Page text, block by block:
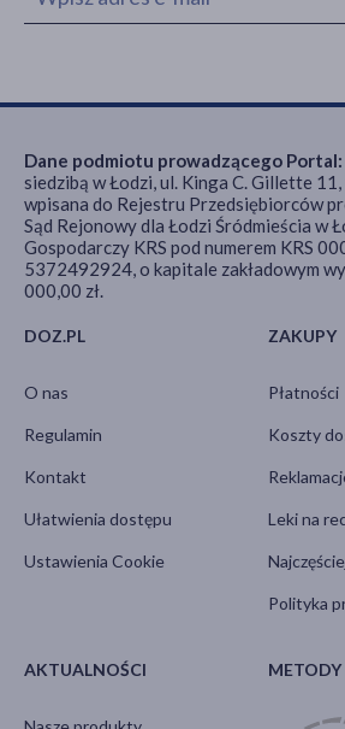
DOZ.PL
O nas
Regulamin
Kontakt
Ułatwienia dostępu
Ustawienia Cookie
ZAKUPY
Płatności
Koszty
Leki na
Polityka
AKTUALNOŚCI
Dane podmiotu prowadzącego Portal:
siedzibą w Łodzi, ul. Kinga C. Gillette
wpisana do Rejestru Przedsiębiorców
Sąd Rejonowy dla Łodzi Śródmieścia w
Gospodarczy KRS pod numerem KRS
5372492924, o kapitale zakładowym
000,00 zł.